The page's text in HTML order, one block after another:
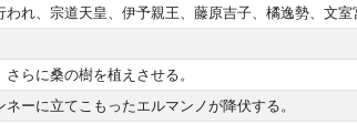
れ、宗道天皇、伊予親王、藤原吉子、橘逸勢、文室
らに桑の樹を植えさせる。
ーに立てこもったエルマンノが降伏する。